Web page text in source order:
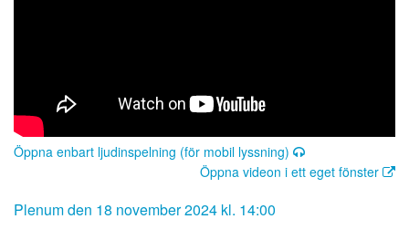
Öppna enbart ljudinspelning (för mobil lyssning)
Öppna videon i ett eget fönster
Plenum den 18 november 2024 kl. 14:00